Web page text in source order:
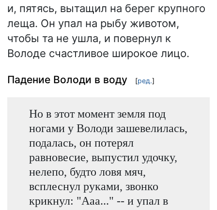
и, пятясь, вытащил на берег крупного
леща. Он упал на рыбу животом,
чтобы та не ушла, и повернул к
Володе счастливое широкое лицо.
Падение Володи в воду [ред.]
Но в этот момент земля под
ногами у Володи зашевелилась,
подалась, он потерял
равновесие, выпустил удочку,
нелепо, будто ловя мяч,
всплеснул руками, звонко
крикнул: "Ааа..." -- и упал в